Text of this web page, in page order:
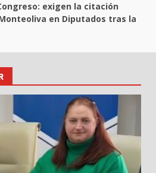
exigen la citación
en Diputados tras la